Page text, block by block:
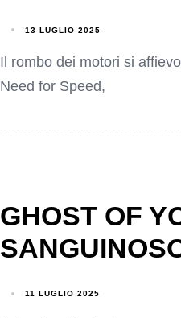
13 LUGLIO 2025
Il rombo dei motori si
Need for Speed,
GHOST OF
11 LUGLIO 2025